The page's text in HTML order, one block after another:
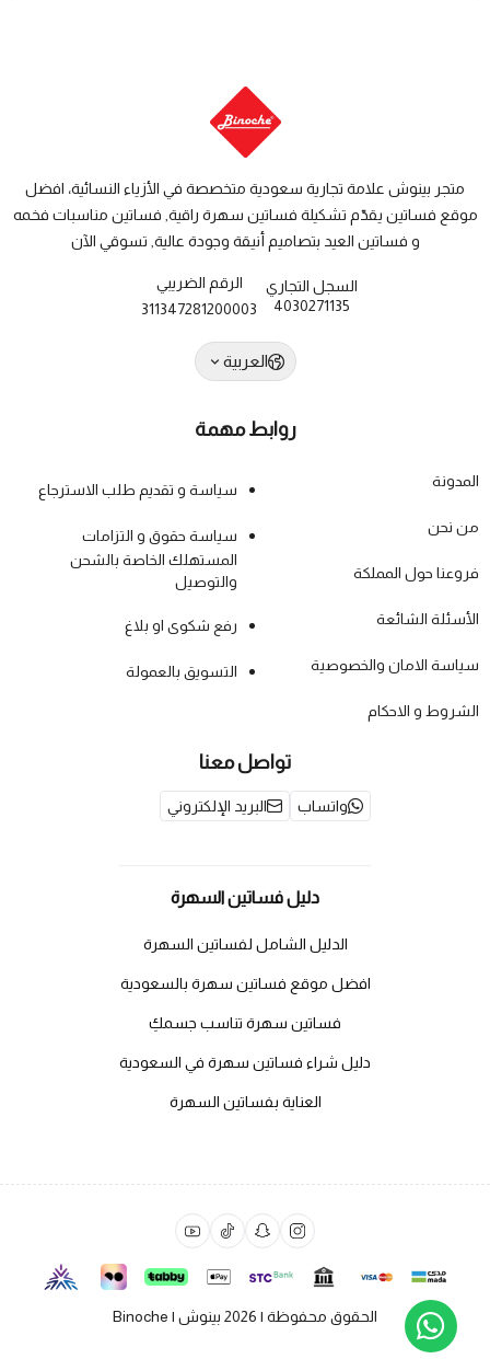
متجر بينوش علامة تجارية سعودية متخصصة في الأزياء النسائية، افضل
موقع فساتين يقدّم تشكيلة فساتين سهرة راقية, فساتين مناسبات فخمه
و فساتين العيد بتصاميم أنيقة وجودة عالية, تسوقي الآن
السجل التجاري
4030271135
الرقم الضريبي
311347281200003
العربية
روابط مهمة
المدونة
من نحن
فروعنا حول المملكة
الأسئلة الشائعة
سياسة الامان والخصوصية
الشروط و الاحكام
سياسة و تقديم طلب الاسترجاع
سياسة حقوق و التزامات
المستهلك الخاصة بالشحن
والتوصيل
رفع شكوى او بلاغ
التسويق بالعمولة
تواصل معنا
واتساب البريد الإلكتروني
دليل فساتين السهرة
الدليل الشامل لفساتين السهرة
افضل موقع فساتين سهرة بالسعودية
فساتين سهرة تناسب جسمكِ
دليل شراء فساتين سهرة في السعودية
العناية بفساتين السهرة
الحقوق محفوظة | 2026 بينوش | Binoche